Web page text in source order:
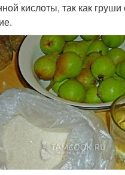
кислоты, так как